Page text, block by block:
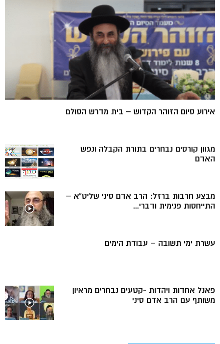
אירוע סיום הזוהר הקדוש – בית מדרש הסולם
מגוון קורסים נבחרים בתורת הקבלה ונפש
האדם
מבצע חרבות ברזל: הרב אדם סיני שליט”א –
התייחסות פנימית ודברי...
עשרת ימי תשובה – עבודת הימים
פאנל אחדות ויהדות -קטעים נבחרים מראיון
משותף עם הרב אדם סיני